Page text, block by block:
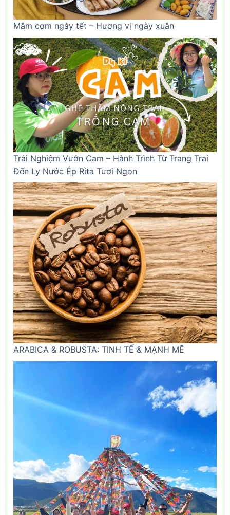
Mâm cơm ngày tết – Hương vị ngày xuân
Trải Nghiệm Vườn Cam – Hành Trình Từ Trang Trại
Đến Ly Nước Ép Rita Tươi Ngon
ARABICA & ROBUSTA: TINH TẾ & MẠNH MẼ